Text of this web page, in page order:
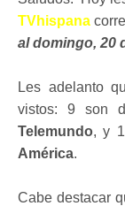
TVhispana
al domingo, 20
Les adelanto
vistos: 9 son
Telemundo, y
América.
Cabe destacar